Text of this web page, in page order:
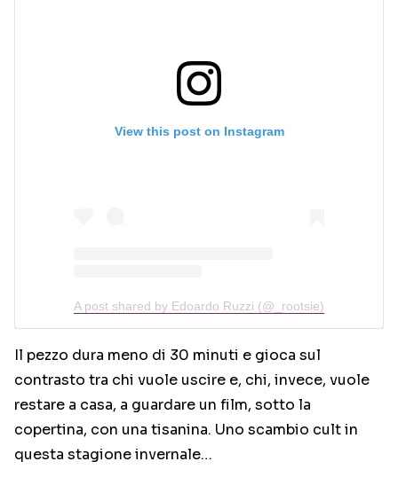
View this post on Instagram
A post shared by Edoardo Ruzzi (@_rootsie)
Il pezzo dura meno di 30 minuti e gioca sul
contrasto tra chi vuole uscire e, chi, invece, vuole
restare a casa, a guardare un film, sotto la
copertina, con una tisanina. Uno scambio cult in
questa stagione invernale…